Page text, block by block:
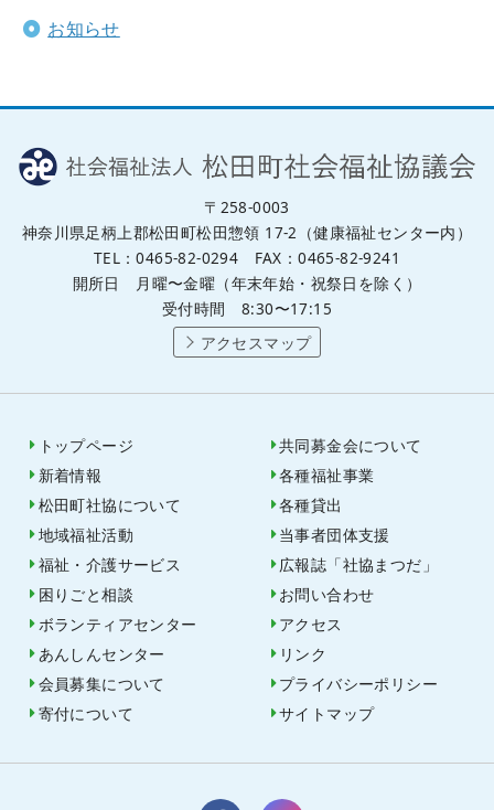
お知らせ
〒258-0003
神奈川県足柄上郡松田町松田惣領 17-2（健康福祉センター内）
TEL：0465-82-0294 FAX：0465-82-9241
開所日 月曜〜金曜（年末年始・祝祭日を除く）
受付時間 8:30〜17:15
アクセスマップ
トップページ
新着情報
松田町社協について
地域福祉活動
福祉・介護サービス
困りごと相談
ボランティアセンター
あんしんセンター
会員募集について
寄付について
共同募金会について
各種福祉事業
各種貸出
当事者団体支援
広報誌「社協まつだ」
お問い合わせ
アクセス
リンク
プライバシーポリシー
サイトマップ